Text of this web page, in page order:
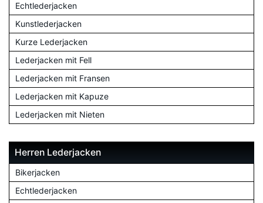
Echtlederjacken
Kunstlederjacken
Kurze Lederjacken
Lederjacken mit Fell
Lederjacken mit Fransen
Lederjacken mit Kapuze
Lederjacken mit Nieten
Herren Lederjacken
Bikerjacken
Echtlederjacken